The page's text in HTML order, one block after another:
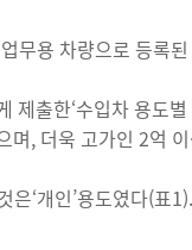
무용 차량으로 등록
출한‘수입차 용도
, 더욱 고가인 2억
‘개인’용도였다(표